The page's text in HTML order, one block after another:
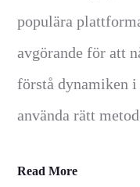
populära
avgörande för att
förstå dynamiken
använda rätt
Read More